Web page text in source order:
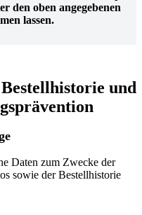
den oben angegebenen
lassen.
und
Daten zum Zwecke der
sowie der Bestellhistorie